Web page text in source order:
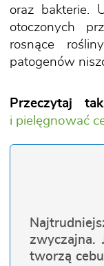
oraz bakterie.
otoczonych
rosnące
patogenów
Przeczytaj
i pielęgnować
zwyczajna.
tworzą